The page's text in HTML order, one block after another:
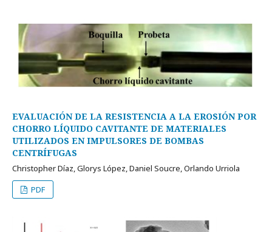
EVALUACIÓN DE LA RESISTENCIA A LA EROSIÓN POR
CHORRO LÍQUIDO CAVITANTE DE MATERIALES
UTILIZADOS EN IMPULSORES DE BOMBAS
CENTRÍFUGAS
Christopher Díaz, Glorys López, Daniel Soucre, Orlando Urriola
PDF